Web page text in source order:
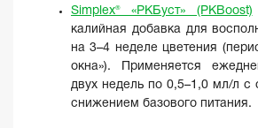
Simplex® «PKБуст» (PKBoost)
калийная добавка для
на 3–4 неделе цветения
окна»). Применяется
двух недель по 0,5–1,0 мл/л с
снижением базового питания.